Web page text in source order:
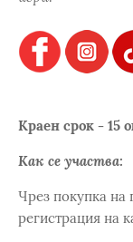
Краен срок - 15
Как се участва:
Чрез покупка на
регистрация на